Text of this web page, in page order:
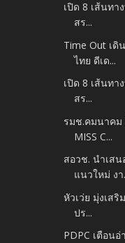
เปิด 8 เส้นทา
สร...
Time Out เ
ไทย ดีเด...
เปิด 8 เส้นทา
สร...
รมช.คมนาคม
MISS C...
สอวช. นำเส
แนวใหม่ งา
หัวเว่ย มุ่งเส
ปร...
PDPC เตือน